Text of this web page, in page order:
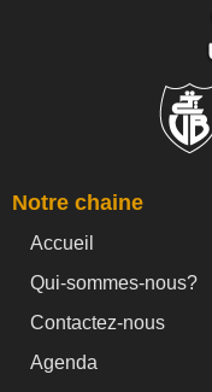
Notre chaine
Accueil
Qui-sommes-nous?
Contactez-nous
Agenda